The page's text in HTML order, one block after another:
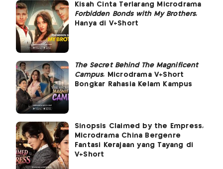
Kisah Cinta Terlarang Microdrama
Forbidden Bonds with My Brothers,
Hanya di V+Short
The Secret Behind The Magnificent
Campus, Microdrama V+Short
Bongkar Rahasia Kelam Kampus
Sinopsis Claimed by the Empress,
Microdrama China Bergenre
Fantasi Kerajaan yang Tayang di
V+Short